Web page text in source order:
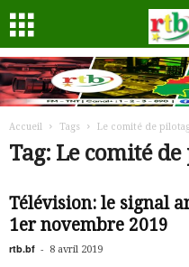
Accueil Tags Le comité de
Tag: Le comité
Télévision: le signal
1er novembre 2019
rtb.bf - 8 avril 2019